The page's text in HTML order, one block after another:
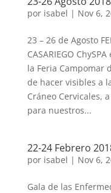
por isabel | Nov 6,
23 – 26 de Agosto
CASARIEGO
la Feria Campomar
de hacer visibles a
Cráneo Cervicales,
para nuestros...
22-24 Febrero
por isabel | Nov 6,
Gala de las